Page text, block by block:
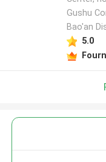
Gushu
Bao'an
5.0